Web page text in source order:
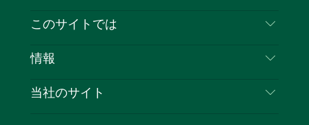
ス
ッ
タ
レ
ト
お問い合わせ
クッキーに関する通知
このサイトでは
目的地
情報
旅行情報
当社のサイト